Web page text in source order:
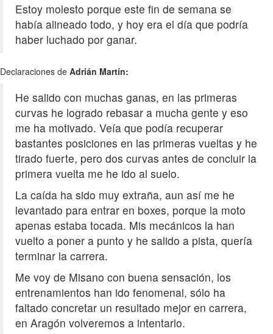
Estoy molesto porque este fin de semana se
había alineado todo, y hoy era el día que podría
haber luchado por ganar.
Declaraciones de Adrián Martín:
He salido con muchas ganas, en las primeras
curvas he logrado rebasar a mucha gente y eso
me ha motivado. Veía que podía recuperar
bastantes posiciones en las primeras vueltas y he
tirado fuerte, pero dos curvas antes de concluir la
primera vuelta me he ido al suelo.
La caída ha sido muy extraña, aun así me he
levantado para entrar en boxes, porque la moto
apenas estaba tocada. Mis mecánicos la han
vuelto a poner a punto y he salido a pista, quería
terminar la carrera.
Me voy de Misano con buena sensación, los
entrenamientos han ido fenomenal, sólo ha
faltado concretar un resultado mejor en carrera,
en Aragón volveremos a intentarlo.